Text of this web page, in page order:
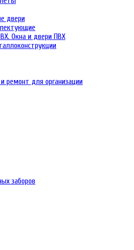
двери
Окна и двери ПВХ
ремонт для организации
заборов